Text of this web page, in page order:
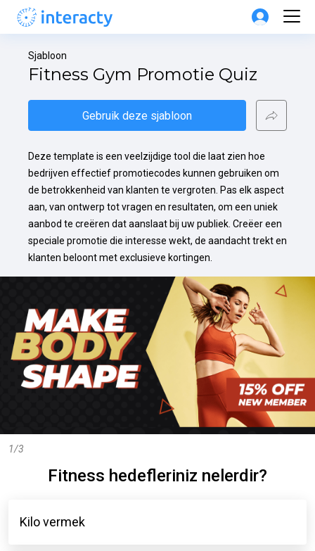
Sjabloon
Fitness Gym Promotie Quiz
Gebruik deze sjabloon
Deze template is een veelzijdige tool die laat zien hoe
bedrijven effectief promotiecodes kunnen gebruiken om
de betrokkenheid van klanten te vergroten. Pas elk aspect
aan, van ontwerp tot vragen en resultaten, om een uniek
aanbod te creëren dat aanslaat bij uw publiek. Creëer een
speciale promotie die interesse wekt, de aandacht trekt en
klanten beloont met exclusieve kortingen.